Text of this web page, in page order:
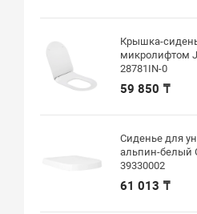
Крышка-
микролифтом
28781IN-0
59 850 ₸
Сиденье для
альпин-белый
39330002
61 013 ₸